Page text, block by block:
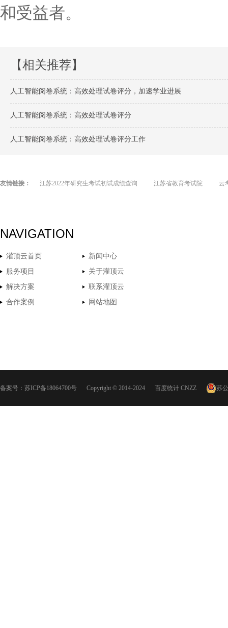
和受益者。
【相关推荐】
人工智能阅卷系统：高效处理试卷评分，加速学业进展
人工智能阅卷系统：高效处理试卷评分
人工智能阅卷系统：高效处理试卷评分工作
友情链接： 江苏2022年研究生考试初试成绩查询 江苏省教育考试院 云
NAVIGATION
灌顶云首页
新闻中心
服务项目
关于灌顶云
解决方案
联系灌顶云
合作案例
网站地图
备案号： 苏ICP备18064700号 Copyright © 2014-2024 百度统计 CNZZ 苏